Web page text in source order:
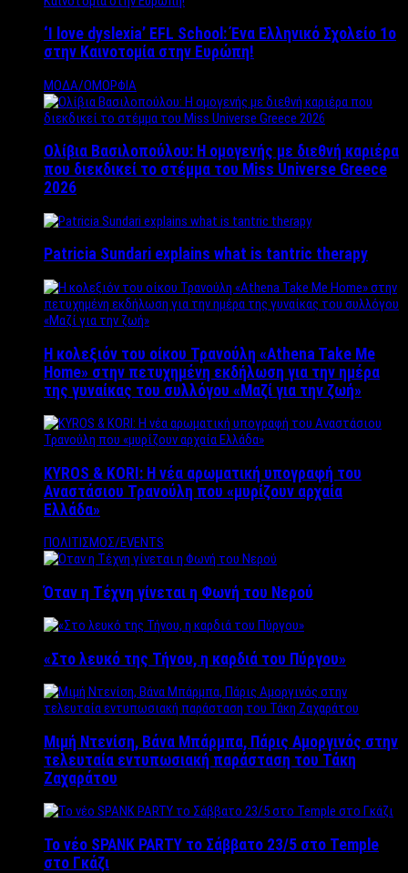
‘Ι love dyslexia’ EFL School: Ένα Ελληνικό Σχολείo 1ο
στην Καινοτομία στην Ευρώπη!
ΜΟΔΑ/ΟΜΟΡΦΙΑ
Ολίβια Βασιλοπούλου: Η ομογενής με διεθνή καριέρα
που διεκδικεί το στέμμα του Miss Universe Greece
2026
Patricia Sundari explains what is tantric therapy
Η κολεξιόν του οίκου Τρανούλη «Athena Take Me
Home» στην πετυχημένη εκδήλωση για την ημέρα
της γυναίκας του συλλόγου «Μαζί για την ζωή»
KYROS & KORI: Η νέα αρωματική υπογραφή του
Αναστάσιου Τρανούλη που «μυρίζουν αρχαία
Ελλάδα»
ΠΟΛΙΤΙΣΜΟΣ/EVENTS
Όταν η Τέχνη γίνεται η Φωνή του Νερού
«Στο λευκό της Τήνου, η καρδιά του Πύργου»
Μιμή Ντενίση, Βάνα Μπάρμπα, Πάρις Αμοργινός στην
τελευταία εντυπωσιακή παράσταση του Τάκη
Ζαχαράτου
Το νέο SPANK PARTY το Σάββατο 23/5 στο Temple
στο Γκάζι